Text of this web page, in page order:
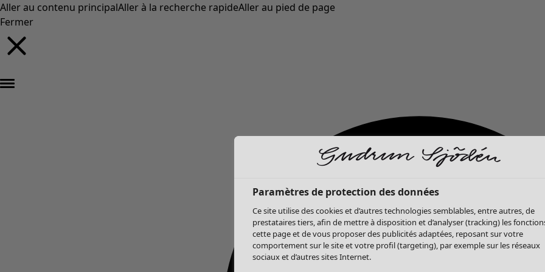
Aller au contenu principalAller à la recherche rapideAller au pied de page
Fermer
Paramètres de protection des données
Ce site utilise des cookies et d’autres technologies semblables, entre autres, de
prestataires tiers, afin de mettre à disposition et d’analyser (tracking) les
cette page et de vous proposer des publicités adaptées, reposant sur votre
comportement sur le site et votre profil (targeting), par exemple sur les réseaux
sociaux et d’autres sites Internet.